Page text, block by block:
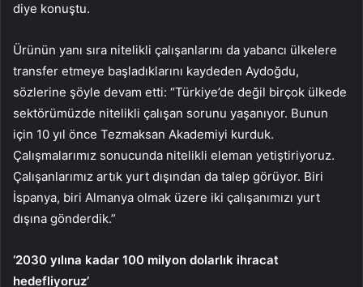
diye konuştu.
Ürünün yanı sıra nitelikli çalışanlarını da yabancı ülkelere
transfer etmeye başladıklarını kaydeden Aydoğdu,
sözlerine şöyle devam etti: “Türkiye’de değil birçok ülkede
sektörümüzde nitelikli çalışan sorunu yaşanıyor. Bunun
için 10 yıl önce Tezmaksan Akademiyi kurduk.
Çalışmalarımız sonucunda nitelikli eleman yetiştiriyoruz.
Çalışanlarımız artık yurt dışından da talep görüyor. Biri
İspanya, biri Almanya olmak üzere iki çalışanımızı yurt
dışına gönderdik.”
‘2030 yılına kadar 100 milyon dolarlık ihracat
hedefliyoruz’